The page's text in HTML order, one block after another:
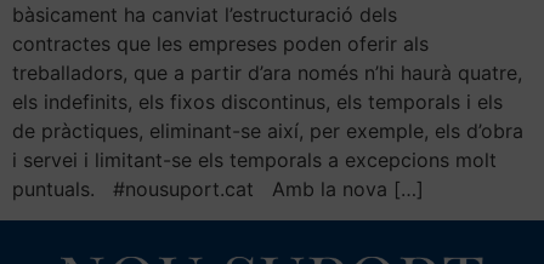
bàsicament ha canviat l’estructuració dels
contractes que les empreses poden oferir als
treballadors, que a partir d’ara només n’hi haurà quatre,
els indefinits, els fixos discontinus, els temporals i els
de pràctiques, eliminant-se així, per exemple, els d’obra
i servei i limitant-se els temporals a excepcions molt
puntuals. #nousuport.cat Amb la nova […]